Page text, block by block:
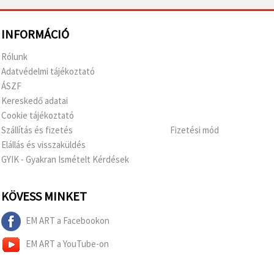
INFORMÁCIÓ
Rólunk
Adatvédelmi tájékoztató
ÁSZF
Kereskedő adatai
Cookie tájékoztató
Szállítás és fizetés
Elállás és visszaküldés
GYIK - Gyakran Ismételt Kérdések
Fizetési mód
KÖVESS MINKET
EM ART a Facebookon
EM ART a YouTube-on